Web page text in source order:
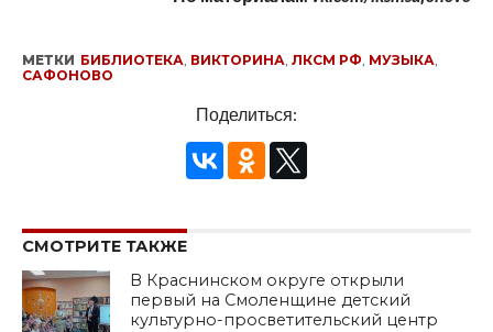
МЕТКИ БИБЛИОТЕКА, ВИКТОРИНА, ЛКСМ РФ, МУЗЫКА,
САФОНОВО
Поделиться:
СМОТРИТЕ ТАКЖЕ
В Краснинском округе открыли
первый на Смоленщине детский
культурно-просветительский центр